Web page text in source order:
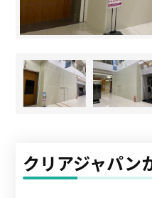
クリアジャパン